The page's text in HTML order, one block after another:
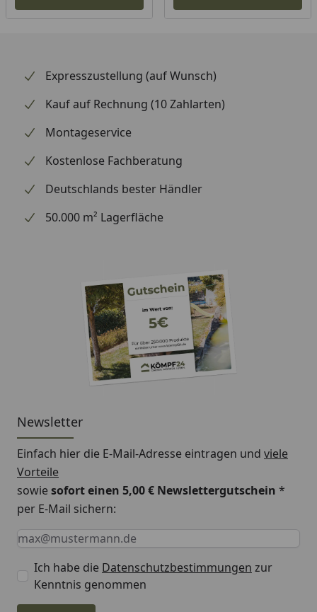
Expresszustellung (auf Wunsch)
Kauf auf Rechnung (10 Zahlarten)
Montageservice
Kostenlose Fachberatung
Deutschlands bester Händler
50.000 m² Lagerfläche
Newsletter
Einfach hier die E-Mail-Adresse eintragen und viele
Vorteile
sowiesofort einen 5,00 € Newslettergutschein *
per E-Mail sichern:
Keine Eingabe erforderlich
Eingabe erforderlich
E-Mail *
Ich habe die Datenschutzbestimmungen zur
Kenntnis genommen